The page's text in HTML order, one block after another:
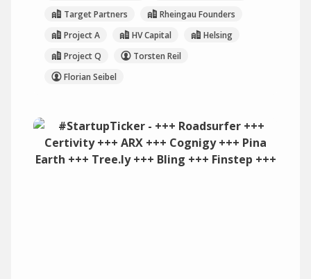
Target Partners
Rheingau Founders
Project A
HV Capital
Helsing
Project Q
Torsten Reil
Florian Seibel